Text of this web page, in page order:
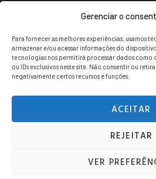
Gerenciar o
Para fornecer as melhores experiências, usamos
armazenar e/ou acessar informações do
tecnologias nos permitirá processar dados
ou IDs exclusivos neste site. Não consentir ou
negativamente certos recursos e funções.
ACEITAR
REJEITAR
VER
ENVIAR
Viagem jovem copyright © 2024.
POLITICA DE PRIVACIDADE